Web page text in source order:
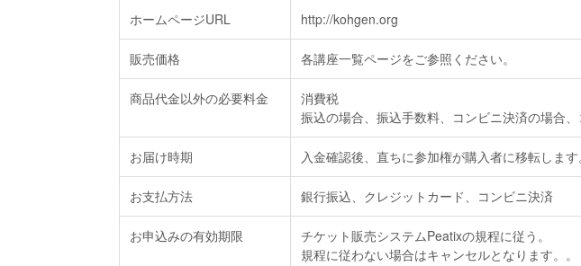
ホームページURL http://kohgen.org
販売価格 各講座一覧ページをご参照ください。
商品代金以外の必要料金
消費税
振込の場合、振込手数料、コンビニ決済の場合
お届け時期 入金確認後、直ちに参加権が購入者に移転します
お支払方法 銀行振込、クレジットカード、コンビニ決済
お申込みの有効期限
チケット販売システムPeatixの規程に従う。
規程に従わない場合はキャンセルとなります。。